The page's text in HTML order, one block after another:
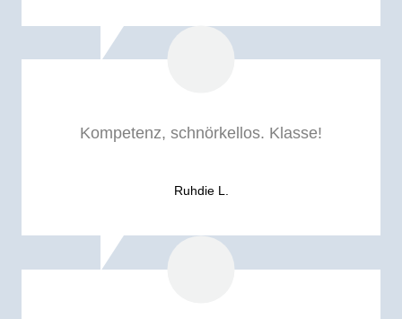
Kompetenz, schnörkellos. Klasse!
Ruhdie L.